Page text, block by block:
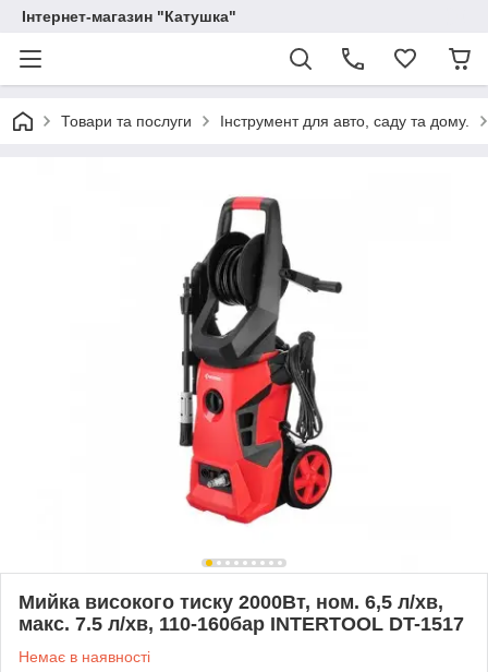
Інтернет-магазин "Катушка"
Товари та послуги Інструмент для авто, саду та дому.
Мийка високого тиску 2000Вт, ном. 6,5 л/хв,
макс. 7.5 л/хв, 110-160бар INTERTOOL DT-1517
Немає в наявності